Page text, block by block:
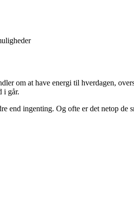
om at have energi til hverdagen,
i går.
end ingenting. Og ofte er det netop de